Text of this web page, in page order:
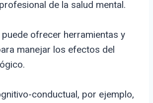
de la salud mental.
puede ofrecer herramientas y
manejar los efectos del
conductual, por ejemplo,